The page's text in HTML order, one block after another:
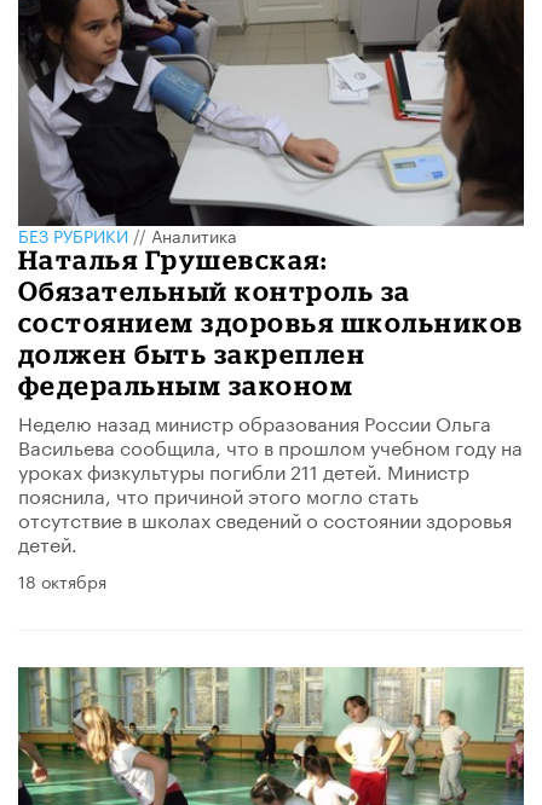
БЕЗ РУБРИКИ//Аналитика
Наталья Грушевская:
Обязательный контроль за
состоянием здоровья школьников
должен быть закреплен
федеральным законом
Неделю назад министр образования России Ольга
Васильева сообщила, что в прошлом учебном году на
уроках физкультуры погибли 211 детей. Министр
пояснила, что причиной этого могло стать
отсутствие в школах сведений о состоянии здоровья
детей.
18 октября